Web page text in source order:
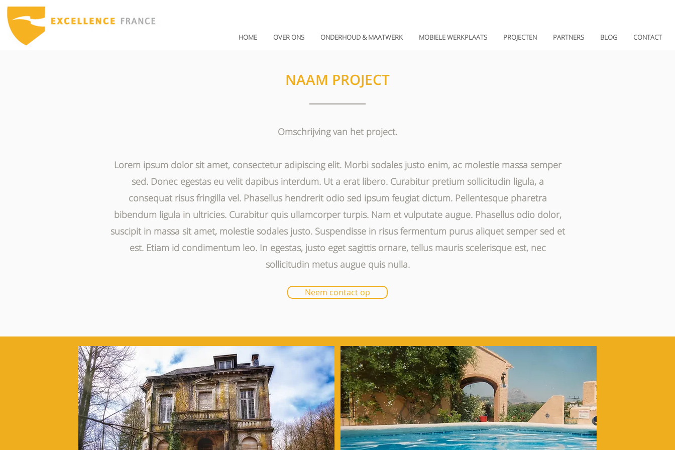
HOME OVER ONS ONDERHOUD & MAATWERK MOBIELE WERKPLAATS PROJECTEN PARTNERS BLOG CONTACT
NAAM PROJECT
Omschrijving van het project.
Lorem ipsum dolor sit amet, consectetur adipiscing elit. Morbi sodales justo enim, ac molestie massa semper
sed. Donec egestas eu velit dapibus interdum. Ut a erat libero. Curabitur pretium sollicitudin ligula, a
consequat risus fringilla vel. Phasellus hendrerit odio sed ipsum feugiat dictum. Pellentesque pharetra
bibendum ligula in ultricies. Curabitur quis ullamcorper turpis. Nam et vulputate augue. Phasellus odio dolor,
suscipit in massa sit amet, molestie sodales justo. Suspendisse in risus fermentum purus aliquet semper sed et
est. Etiam id condimentum leo. In egestas, justo eget sagittis ornare, tellus mauris scelerisque est, nec
sollicitudin metus augue quis nulla.
Neem contact op